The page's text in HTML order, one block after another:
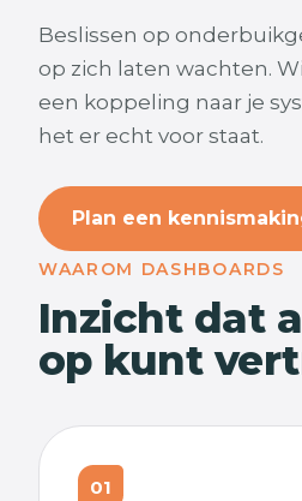
Beslissen op
op zich laten wachten.
een koppeling naar je
het er echt voor staat.
Plan een
WAAROM DASHBOARDS
Inzicht dat
op kunt
01